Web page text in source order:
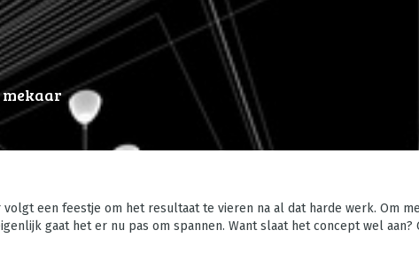
mekaar
een feestje om het resultaat te vieren na al dat harde werk. Om
gaat het er nu pas om spannen. Want slaat het concept wel aan?